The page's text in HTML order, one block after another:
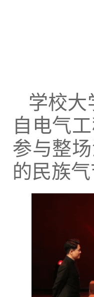
学校大
自电气
参与整
的民族